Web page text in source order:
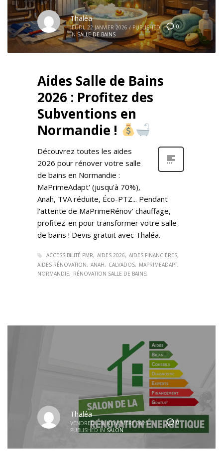
0
Thaléa
JEUDI, 22 JANVIER 2026 / PUBLISHED
IN SALLE DE BAINS
Aides Salle de Bains
2026 : Profitez des
Subventions en
Normandie !
Découvrez toutes les aides
2026 pour rénover votre salle
de bains en Normandie :
MaPrimeAdapt' (jusqu'à 70%),
Anah, TVA réduite, Éco-PTZ... Pendant
l'attente de MaPrimeRénov' chauffage,
profitez-en pour transformer votre salle
de bains ! Devis gratuit avec Thaléa.
ACCESSIBILITÉ PMR AIDES 2026
AIDES FINANCIÈRES
AIDES RÉNOVATION
ANAH CALVADOS
MAPRIMEADAPT
NORMANDIE
RÉNOVATION SALLE DE BAINS
0
Thaléa
VENDREDI, 28 NOVEMBRE 2025 /
PUBLISHED IN SALON